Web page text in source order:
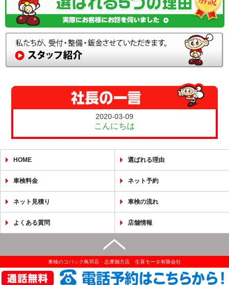
2020-03-09
こんにちは
HOME 選ばれる理由
車検料金 ネット予約
ネット見積り 車検の流れ
よくある質問 店舗情報
車検のコバック鳥羽店・志摩鵜方店 生喜モータ有限会社